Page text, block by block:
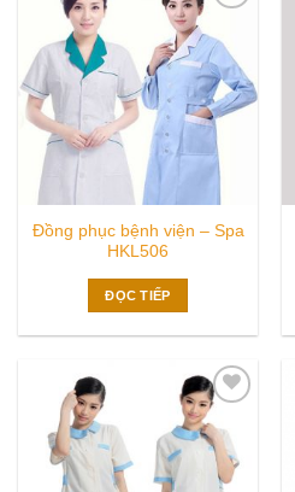
wishlist
Đồng phục bệnh viện – Spa
HKL506
ĐỌC TIẾP
Add to
wishlist